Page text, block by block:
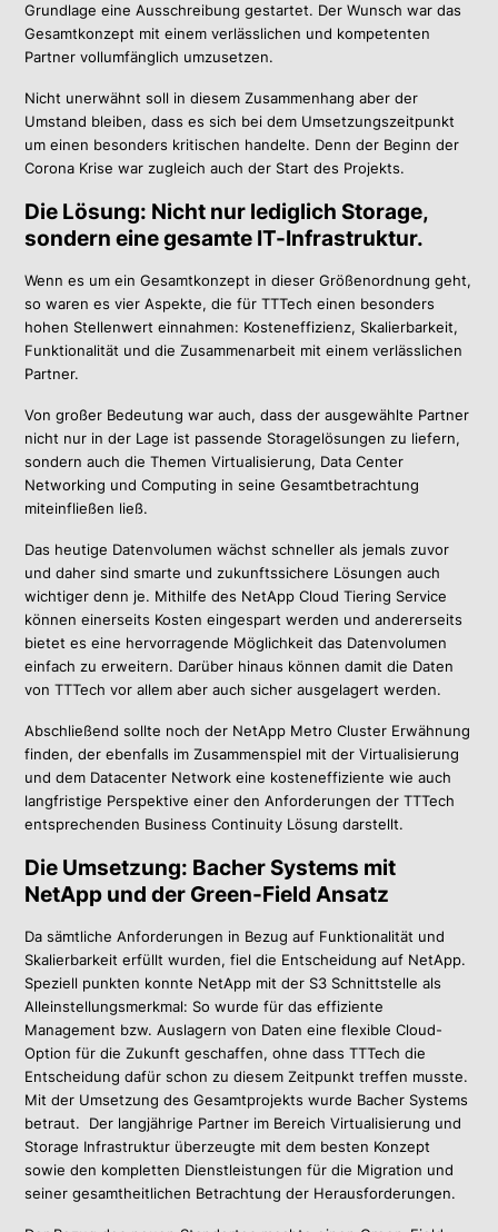
Grundlage eine Ausschreibung gestartet. Der Wunsch war das
Gesamtkonzept mit einem verlässlichen und kompetenten
Partner vollumfänglich umzusetzen.
Nicht unerwähnt soll in diesem Zusammenhang aber der
Umstand bleiben, dass es sich bei dem Umsetzungszeitpunkt
um einen besonders kritischen handelte. Denn der Beginn der
Corona Krise war zugleich auch der Start des Projekts.
Die Lösung: Nicht nur lediglich Storage,
sondern eine gesamte IT-Infrastruktur.
Wenn es um ein Gesamtkonzept in dieser Größenordnung geht,
so waren es vier Aspekte, die für TTTech einen besonders
hohen Stellenwert einnahmen: Kosteneffizienz, Skalierbarkeit,
Funktionalität und die Zusammenarbeit mit einem verlässlichen
Partner.
Von großer Bedeutung war auch, dass der ausgewählte Partner
nicht nur in der Lage ist passende Storagelösungen zu liefern,
sondern auch die Themen Virtualisierung, Data Center
Networking und Computing in seine Gesamtbetrachtung
miteinfließen ließ.
Das heutige Datenvolumen wächst schneller als jemals zuvor
und daher sind smarte und zukunftssichere Lösungen auch
wichtiger denn je. Mithilfe des NetApp Cloud Tiering Service
können einerseits Kosten eingespart werden und andererseits
bietet es eine hervorragende Möglichkeit das Datenvolumen
einfach zu erweitern. Darüber hinaus können damit die Daten
von TTTech vor allem aber auch sicher ausgelagert werden.
Abschließend sollte noch der NetApp Metro Cluster Erwähnung
finden, der ebenfalls im Zusammenspiel mit der Virtualisierung
und dem Datacenter Network eine kosteneffiziente wie auch
langfristige Perspektive einer den Anforderungen der TTTech
entsprechenden Business Continuity Lösung darstellt.
Die Umsetzung: Bacher Systems mit
NetApp und der Green-Field Ansatz
Da sämtliche Anforderungen in Bezug auf Funktionalität und
Skalierbarkeit erfüllt wurden, fiel die Entscheidung auf NetApp.
Speziell punkten konnte NetApp mit der S3 Schnittstelle als
Alleinstellungsmerkmal: So wurde für das effiziente
Management bzw. Auslagern von Daten eine flexible Cloud-
Option für die Zukunft geschaffen, ohne dass TTTech die
Entscheidung dafür schon zu diesem Zeitpunkt treffen musste.
Mit der Umsetzung des Gesamtprojekts wurde Bacher Systems
betraut. Der langjährige Partner im Bereich Virtualisierung und
Storage Infrastruktur überzeugte mit dem besten Konzept
sowie den kompletten Dienstleistungen für die Migration und
seiner gesamtheitlichen Betrachtung der Herausforderungen.